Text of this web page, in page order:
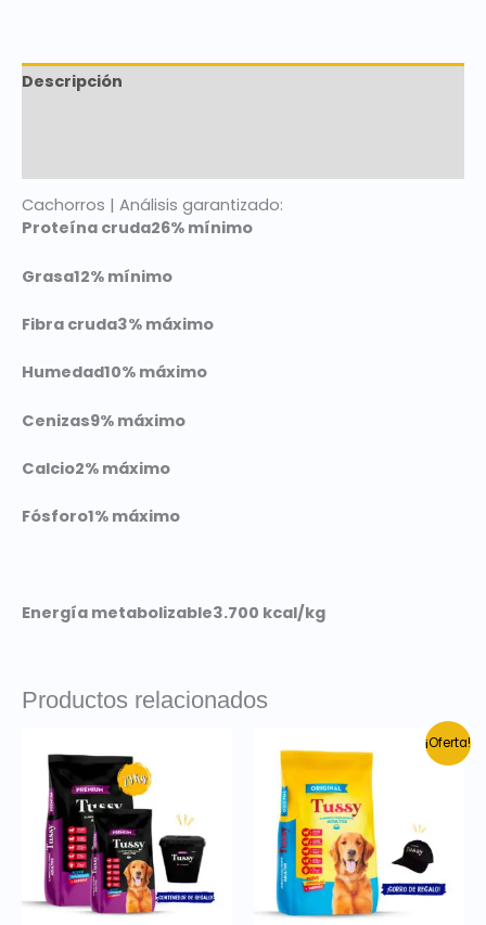
Descripción
Cachorros | Análisis garantizado:
Proteína cruda26% mínimo
Grasa12% mínimo
Fibra cruda3% máximo
Humedad10% máximo
Cenizas9% máximo
Calcio2% máximo
Fósforo1% máximo
Energía metabolizable3.700 kcal/kg
Productos relacionados
¡Oferta!
precio
original
era:
$ 1.500.
precio
actual
es:
$ 1.290.